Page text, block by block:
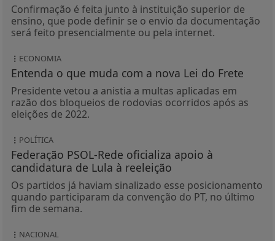
Confirmação é feita junto à instituição superior de
ensino, que pode definir se o envio da documentação
será feito presencialmente ou pela internet.
ECONOMIA
Entenda o que muda com a nova Lei do Frete
Presidente vetou a anistia a multas aplicadas em
razão dos bloqueios de rodovias ocorridos após as
eleições de 2022.
POLÍTICA
Federação PSOL-Rede oficializa apoio à
candidatura de Lula à reeleição
Os partidos já haviam sinalizado esse posicionamento
quando participaram da convenção do PT, no último
fim de semana.
NACIONAL